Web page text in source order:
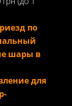
по
шары в
для